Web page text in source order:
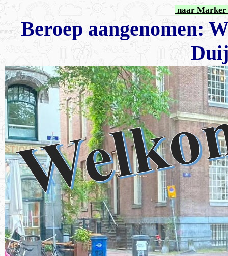
naar Marker
Beroep aangenomen: